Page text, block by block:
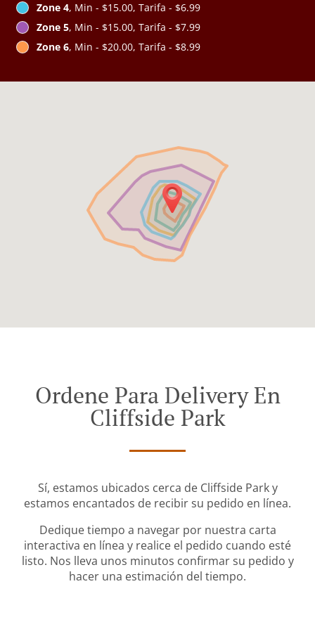
Zone 4, Min - $15.00, Tarifa - $6.99
Zone 5, Min - $15.00, Tarifa - $7.99
Zone 6, Min - $20.00, Tarifa - $8.99
Ordene Para Delivery En
Cliffside Park
Sí, estamos ubicados cerca de Cliffside Park y
estamos encantados de recibir su pedido en línea.
Dedique tiempo a navegar por nuestra carta
interactiva en línea y realice el pedido cuando esté
listo. Nos lleva unos minutos confirmar su pedido y
hacer una estimación del tiempo.